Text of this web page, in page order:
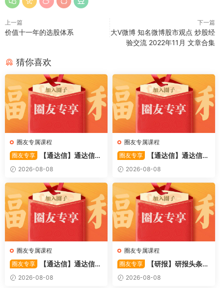
上一篇
价值十一年的选股体系
下一篇
大V微博 知名微博股市观点 炒股经
验交流 2022年11月 文章合集
猜你喜欢
圈友专属课程
圈友专享
【通达信】通达信
〖极致主力〗主副图/选股 放
量不算突破，站上压力才算！
源码
2026-08-08
圈友专属课程
圈友专享
【通达信】通达信
〖超强MACD〗副图指标 斐波
那契+三重共振，捕捉买卖
点，绝对很惊
2026-08-08
圈友专属课程
圈友专享
【通达信】通达信
〖完全换手〗副图指标 呈现换
手率状态与资金活跃度 换手一
2026-08-08
圈友专属课程
圈友专享
【研报】研报头条精
华：2026.8.6投资策略 证券
公司精华报告 7PDF文章
2026-08-08